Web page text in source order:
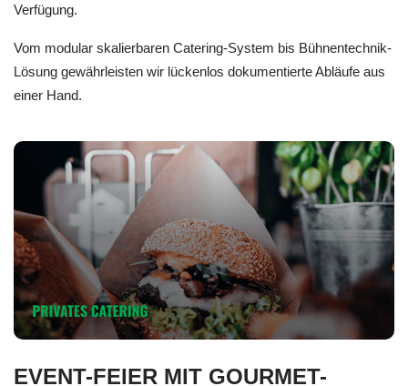
Verfügung.
Vom modular skalierbaren Catering-System bis Bühnentechnik-
Lösung gewährleisten wir lückenlos dokumentierte Abläufe aus
einer Hand.
EVENT-FEIER MIT GOURMET-